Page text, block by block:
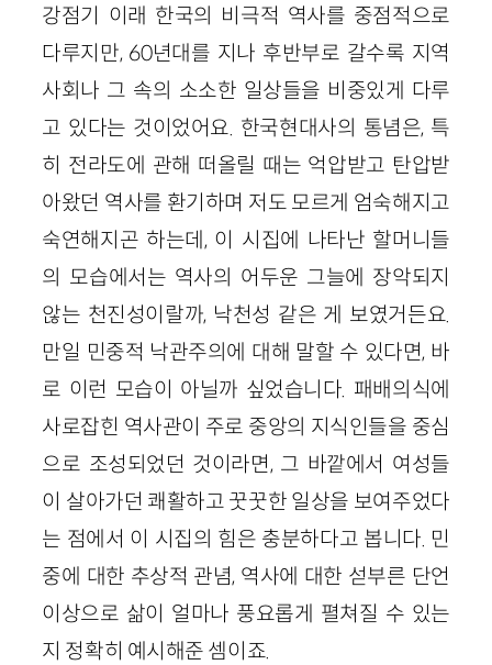
강점기 이래 한국의 비극적 역사를 중점적으로
다루지만, 60년대를 지나 후반부로 갈수록 지역
사회나 그 속의 소소한 일상들을 비중있게 다루
고 있다는 것이었어요. 한국현대사의 통념은, 특
히 전라도에 관해 떠올릴 때는 억압받고 탄압받
아왔던 역사를 환기하며 저도 모르게 엄숙해지고
숙연해지곤 하는데, 이 시집에 나타난 할머니들
의 모습에서는 역사의 어두운 그늘에 장악되지
않는 천진성이랄까, 낙천성 같은 게 보였거든요.
만일 민중적 낙관주의에 대해 말할 수 있다면, 바
로 이런 모습이 아닐까 싶었습니다. 패배의식에
사로잡힌 역사관이 주로 중앙의 지식인들을 중심
으로 조성되었던 것이라면, 그 바깥에서 여성들
이 살아가던 쾌활하고 꿋꿋한 일상을 보여주었다
는 점에서 이 시집의 힘은 충분하다고 봅니다. 민
중에 대한 추상적 관념, 역사에 대한 섣부른 단언
이상으로 삶이 얼마나 풍요롭게 펼쳐질 수 있는
지 정확히 예시해준 셈이죠.